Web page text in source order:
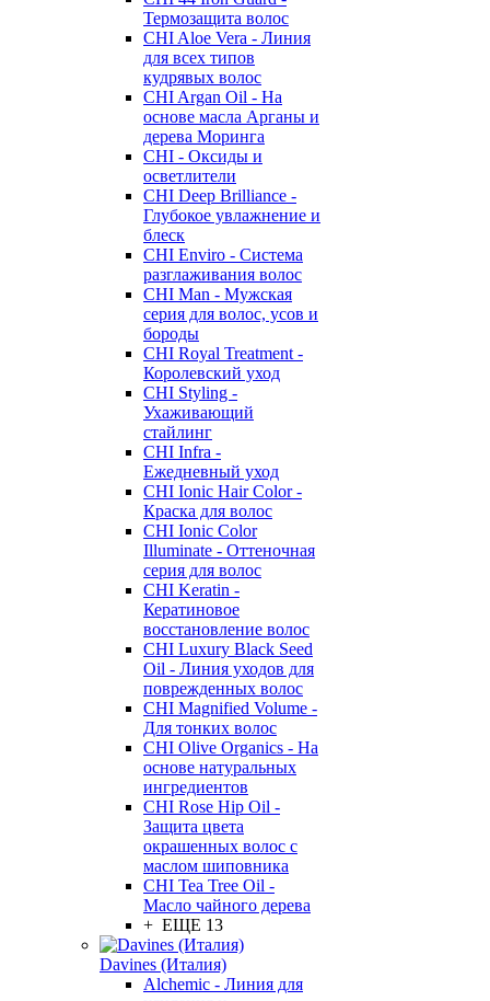
Термозащита волос
CHI Aloe Vera - Линия
для всех типов
кудрявых волос
CHI Argan Oil - На
основе масла Арганы и
дерева Моринга
CHI - Оксиды и
осветлители
CHI Deep Brilliance -
Глубокое увлажнение и
блеск
CHI Enviro - Система
разглаживания волос
CHI Man - Мужская
серия для волос, усов и
бороды
CHI Royal Treatment -
Королевский уход
CHI Styling -
Ухаживающий
стайлинг
CHI Infra -
Ежедневный уход
CHI Ionic Hair Color -
Краска для волос
CHI Ionic Color
Illuminate - Оттеночная
серия для волос
CHI Keratin -
Кератиновое
восстановление волос
CHI Luxury Black Seed
Oil - Линия уходов для
поврежденных волос
CHI Magnified Volume -
Для тонких волос
CHI Olive Organics - На
основе натуральных
ингредиентов
CHI Rose Hip Oil -
Защита цвета
окрашенных волос с
маслом шиповника
CHI Tea Tree Oil -
Масло чайного дерева
+ ЕЩЕ 13
Davines (Италия)
Alchemic - Линия для